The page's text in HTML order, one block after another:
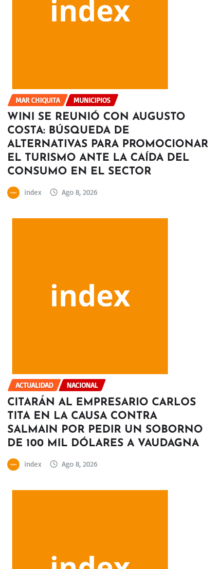
MAR CHIQUITA MUNICIPIOS
WINI SE REUNIÓ CON AUGUSTO
COSTA: BÚSQUEDA DE
ALTERNATIVAS PARA PROMOCIONAR
EL TURISMO ANTE LA CAÍDA DEL
CONSUMO EN EL SECTOR
index Ago 8, 2026
ACTUALIDAD NACIONAL
CITARÁN AL EMPRESARIO CARLOS
TITA EN LA CAUSA CONTRA
SALMAIN POR PEDIR UN SOBORNO
DE 100 MIL DÓLARES A VAUDAGNA
index Ago 8, 2026